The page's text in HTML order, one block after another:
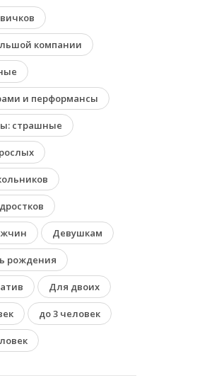
компании
и перформансы
страшные
Девушкам
рождения
Для двоих
до 3 человек